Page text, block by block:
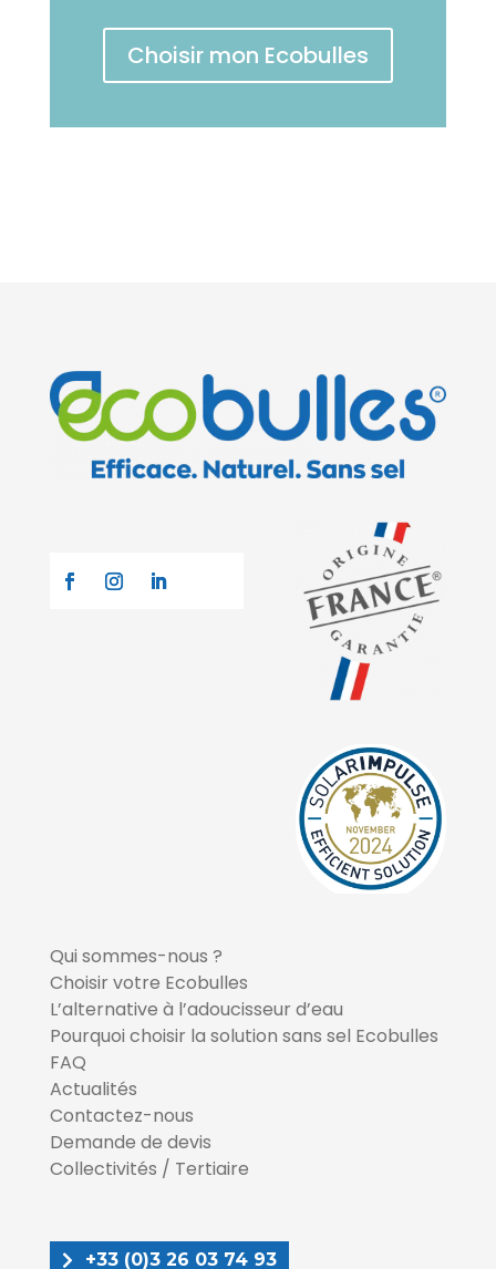
Choisir mon Ecobulles
Qui sommes-nous ?
Choisir votre Ecobulles
L’alternative à l’adoucisseur d’eau
Pourquoi choisir la solution sans sel Ecobulles
FAQ
Actualités
Contactez-nous
Demande de devis
Collectivités / Tertiaire
+33 (0)3 26 03 74 93